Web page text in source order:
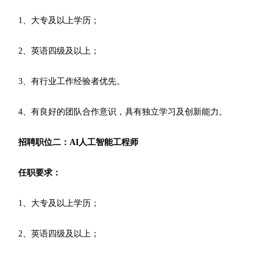
1、大专及以上学历；
2、英语四级及以上；
3、有行业工作经验者优先。
4、有良好的团队合作意识，具有独立学习及创新能力。
招聘职位二：AI人工智能工程师
任职要求：
1、大专及以上学历；
2、英语四级及以上；